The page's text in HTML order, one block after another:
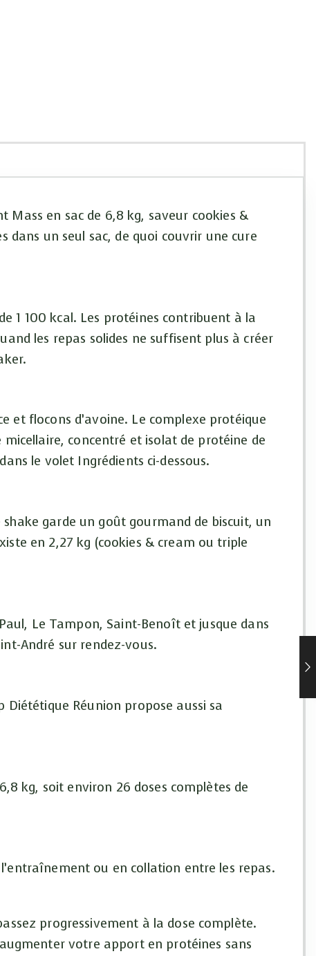
Mass en sac de 6,8 kg, saveur cookies &
dans un seul sac, de quoi couvrir une cure
1 100 kcal. Les protéines contribuent à la
les repas solides ne suffisent plus à créer
et flocons d’avoine. Le complexe protéique
concentré et isolat de protéine de
le volet Ingrédients ci-dessous.
garde un goût gourmand de biscuit, un
en 2,27 kg (cookies & cream ou triple
Le Tampon, Saint-Benoît et jusque dans
André sur rendez-vous.
Diététique Réunion propose aussi sa
kg, soit environ 26 doses complètes de
ou en collation entre les repas.
progressivement à la dose complète.
votre apport en protéines sans